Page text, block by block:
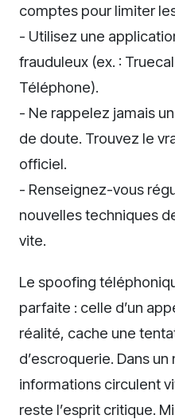
comptes pour limiter
- Utilisez une
frauduleux (ex. :
Téléphone).
- Ne rappelez jamais
de doute. Trouvez le
officiel.
- Renseignez-vous
nouvelles techniques
vite.
Le spoofing
parfaite : celle d’un
réalité, cache une
d’escroquerie. Dans
informations circulent
reste l’esprit critique.